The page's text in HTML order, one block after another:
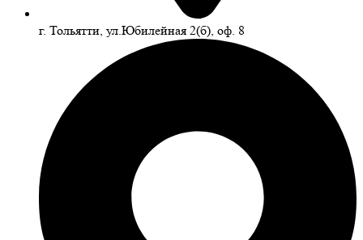
г. Тольятти, ул.Юбилейная 2(б), оф. 8